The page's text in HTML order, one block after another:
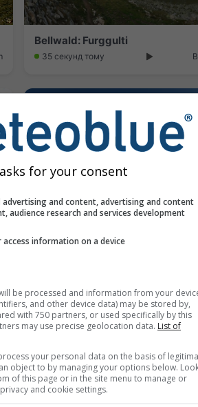
Bellwald: Furggulti
35 секунд тому
asks for your consent
advertising and content, advertising and content
audience research and services development
information on a device
be processed and information from your
and other device data) may be stored by,
with 750 partners, or used specifically by this
may use precise geolocation data. List of
your personal data on the basis of
object to by managing your options below.
of this page or in the site menu to manage or
and cookie settings.